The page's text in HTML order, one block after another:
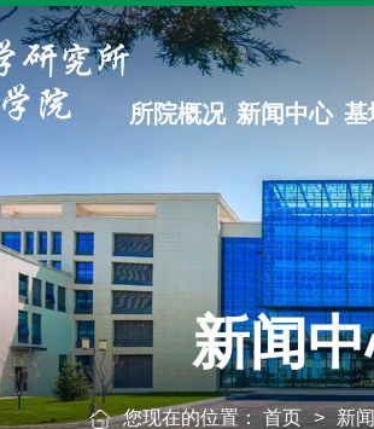
所院概况 新闻中心 基
新闻
您现在的位置： 首页 > 新